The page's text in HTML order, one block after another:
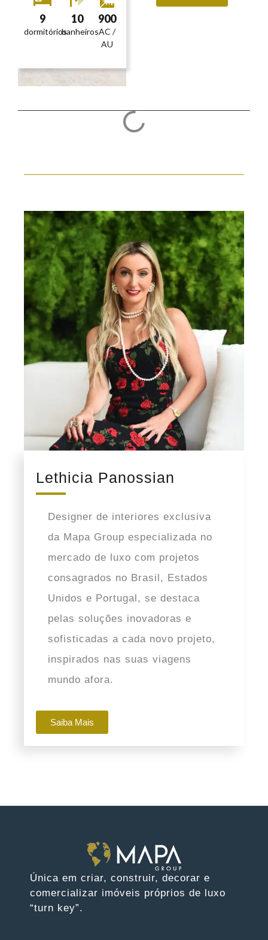
9
dormitórios
10
banheiros
900
AC /
AU
9 10
banheiros
4
vagas
800
AC /
AU
Luxury on the
para essa fachada
exuberante
composta por
pergolado de
madeira e
cobertura de
vidro. A decoração
clean deixa o
ambiente interno
ainda mais
charmoso e
convidativo.
SAIBA MAIS
8
dormitórios
9
banheiros
2
vagas
800
Luxury on the
Beach
dinamismo da
volumetria da
arquitetura
casa de praia é
pura inspiração.
Global –
São Paulo
Penthouse
Um oásis em São